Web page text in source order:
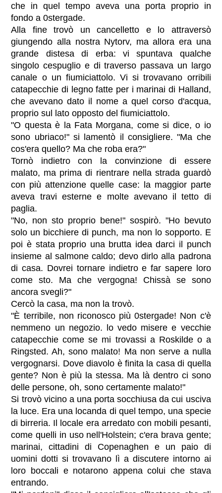
che in quel tempo aveva una porta proprio in
fondo a 0stergade.
Alla fine trovò un cancelletto e lo attraversò
giungendo alla nostra Nytorv, ma allora era una
grande distesa di erba: vi spuntava qualche
singolo cespuglio e di traverso passava un largo
canale o un fiumiciattolo. Vi si trovavano orribili
catapecchie di legno fatte per i marinai di Halland,
che avevano dato il nome a quel corso d'acqua,
proprio sul lato opposto del fiumiciattolo.
"O questa è la Fata Morgana, come si dice, o io
sono ubriaco!" si lamentò il consigliere. "Ma che
cos'era quello? Ma che roba era?"
Tornò indietro con la convinzione di essere
malato, ma prima di rientrare nella strada guardò
con più attenzione quelle case: la maggior parte
aveva travi esterne e molte avevano il tetto di
paglia.
"No, non sto proprio bene!" sospirò. "Ho bevuto
solo un bicchiere di punch, ma non lo sopporto. E
poi è stata proprio una brutta idea darci il punch
insieme al salmone caldo; devo dirlo alla padrona
di casa. Dovrei tornare indietro e far sapere loro
come sto. Ma che vergogna! Chissà se sono
ancora svegli?"
Cercò la casa, ma non la trovò.
"È terribile, non riconosco più 0stergade! Non c'è
nemmeno un negozio. lo vedo misere e vecchie
catapecchie come se mi trovassi a Roskilde o a
Ringsted. Ah, sono malato! Ma non serve a nulla
vergognarsi. Dove diavolo è finita la casa di quella
gente? Non è più la stessa. Ma là dentro ci sono
delle persone, oh, sono certamente malato!"
Si trovò vicino a una porta socchiusa da cui usciva
la luce. Era una locanda di quel tempo, una specie
di birreria. Il locale era arredato con mobili pesanti,
come quelli in uso nell'Holstein; c'era brava gente;
marinai, cittadini di Copenaghen e un paio di
uomini dotti si trovavano lì a discutere intorno ai
loro boccali e notarono appena colui che stava
entrando.